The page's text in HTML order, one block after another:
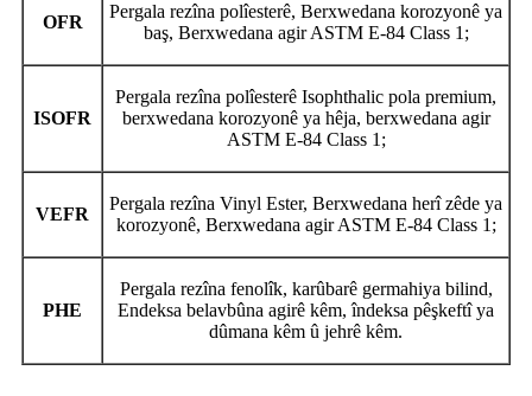
OFR
Pergala rezîna polîesterê, Berxwedana korozyonê ya
baş, Berxwedana agir ASTM E-84 Class 1;
ISOFR
Pergala rezîna polîesterê Isophthalic pola premium,
berxwedana korozyonê ya hêja, berxwedana agir
ASTM E-84 Class 1;
VEFR
Pergala rezîna Vinyl Ester, Berxwedana herî zêde ya
korozyonê, Berxwedana agir ASTM E-84 Class 1;
PHE
Pergala rezîna fenolîk, karûbarê germahiya bilind,
Endeksa belavbûna agirê kêm, îndeksa pêşkeftî ya
dûmana kêm û jehrê kêm.